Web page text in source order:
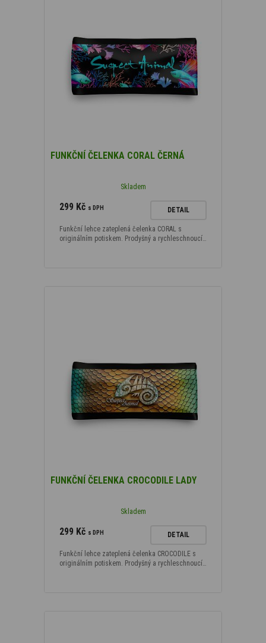
FUNKČNÍ ČELENKA CORAL ČERNÁ
Skladem
299 Kč s DPH DETAIL
Funkční lehce zateplená čelenka CORAL s
originálním potiskem. Prodyšný a rychleschnoucí…
FUNKČNÍ ČELENKA CROCODILE LADY
Skladem
299 Kč s DPH DETAIL
Funkční lehce zateplená čelenka CROCODILE s
originálním potiskem. Prodyšný a rychleschnoucí…